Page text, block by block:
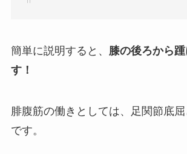
簡単に説明すると、 膝の後ろから
す！
腓腹筋の働きとしては、足関節底
です。